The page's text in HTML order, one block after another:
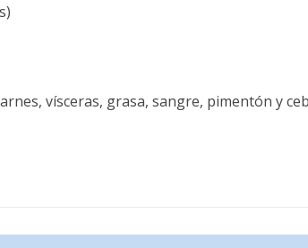
vísceras, grasa, sangre, pimentón y